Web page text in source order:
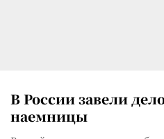
В России завели
наемницы